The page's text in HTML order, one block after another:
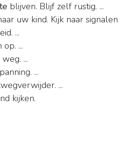
te blijven. Blijf zelf rustig. ...
uw kind. Kijk naar signalen
...
...
...
...
...
kijken.